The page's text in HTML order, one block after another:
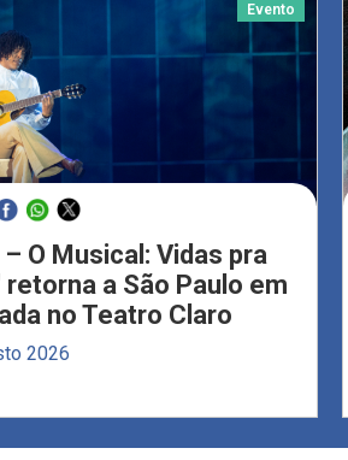
Evento
– O Musical: Vidas pra
a São Paulo em
no Teatro Claro
2026